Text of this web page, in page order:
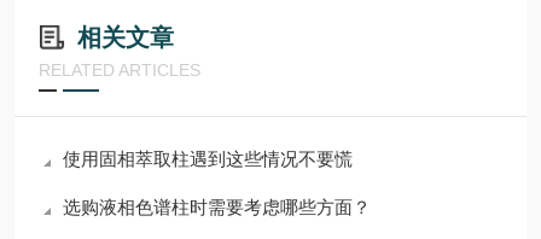
相关文章
RELATED ARTICLES
使用固相萃取柱遇到这些情况不要慌
选购液相色谱柱时需要考虑哪些方面？